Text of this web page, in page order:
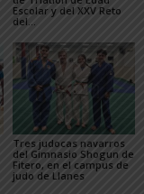
Escolar y del XXV Reto
del...
Tres judocas navarros
del Gimnasio Shogun de
Fitero, en el campus de
judo de Llanes